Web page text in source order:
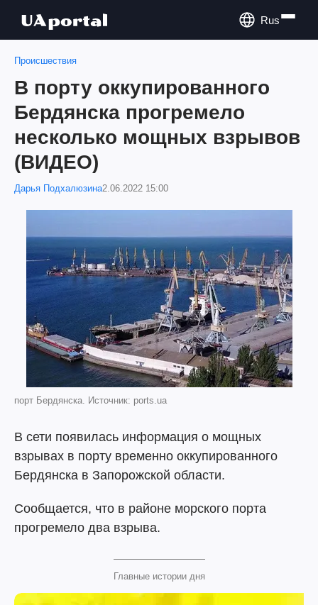
Rus
Происшествия
В порту оккупированного
Бердянска прогремело
несколько мощных взрывов
(ВИДЕО)
Дарья Подхалюзина2.06.2022 15:00
порт Бердянска. Источник: ports.ua
В сети появилась информация о мощных
взрывах в порту временно оккупированного
Бердянска в Запорожской области.
Сообщается, что в районе морского порта
прогремело два взрыва.
Главные истории дня